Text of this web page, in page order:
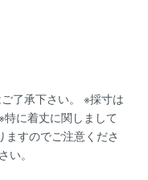
了承下さい。 ※採寸は
に着丈に関しまして
すのでご注意くださ
い。